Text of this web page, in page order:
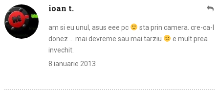
ioan t.
am si eu unul, asus eee pc
sta prin camera. cre-ca-l
donez … mai devreme sau mai tarziu
e mult prea
invechit.
8 ianuarie 2013